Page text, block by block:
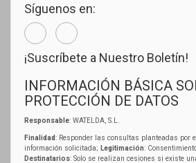
Síguenos en:
¡Suscríbete a Nuestro Boletín!
INFORMACIÓN BÁSICA
PROTECCIÓN DE DATOS
Responsable: WATELDA, S.L.
Finalidad: Responder las consultas planteadas por
información solicitada; Legitimación:
Destinatarios: Solo se realizan cesiones si existe